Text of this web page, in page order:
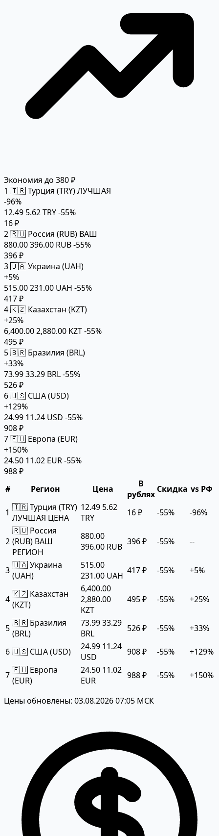
Экономия до 380 ₽
1 🇹🇷 Турция (TRY)ЛУЧШАЯ
-96%
12.49 5.62 TRY-55%
16 ₽
2🇷🇺 Россия (RUB) ВАШ
880.00396.00 RUB-55%
396 ₽
3🇺🇦 Украина (UAH)
+5%
515.00231.00 UAH -55%
417 ₽
4🇰🇿 Казахстан (KZT)
+25%
6,400.002,880.00 KZT-55%
495 ₽
5🇧🇷 Бразилия (BRL)
+33%
73.9933.29 BRL-55%
526 ₽
6🇺🇸 США (USD)
+129%
24.99 11.24 USD -55%
908 ₽
7🇪🇺 Европа (EUR)
+150%
24.50 11.02 EUR-55%
988 ₽
#
Регион Цена
В
рублях Скидка vs РФ
1 🇹🇷 Турция (TRY)
ЛУЧШАЯ ЦЕНА
12.49 5.62
TRY
16 ₽ -55% -96%
2
🇷🇺 Россия
(RUB) ВАШ
РЕГИОН
880.00
396.00 RUB 396 ₽ -55% --
3 🇺🇦 Украина
(UAH)
515.00
231.00 UAH 417 ₽ -55% +5%
4 🇰🇿 Казахстан
(KZT)
6,400.00
2,880.00
KZT
495 ₽ -55% +25%
5 🇧🇷 Бразилия
(BRL)
73.9933.29
BRL
526 ₽ -55% +33%
6 🇺🇸 США (USD) 24.99 11.24
USD
908 ₽ -55% +129%
7 🇪🇺 Европа
(EUR)
24.50 11.02
EUR
988 ₽ -55% +150%
Цены обновлены: 03.08.2026 07:05 МСК